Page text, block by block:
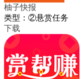
柚子快报
类型：②悬赏任务
下载